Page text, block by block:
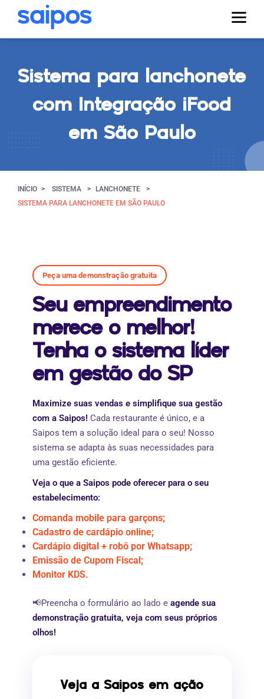
Sistema para lanchonete
com Integração iFood
em São Paulo
INÍCIO SISTEMA
LANCHONETE
SISTEMA PARA LANCHONETE EM SÃO PAULO
Peça uma demonstração gratuita
Seu empreendimento
merece o melhor!
Tenha o sistema líder
em gestão do SP
Maximize suas vendas e simplifique sua gestão
com a Saipos! Cada restaurante é único, e a
Saipos tem a solução ideal para o seu! Nosso
sistema se adapta às suas necessidades para
uma gestão eficiente.
Veja o que a Saipos pode oferecer para o seu
estabelecimento:
Comanda mobile para garçons;
Cadastro de cardápio online;
Cardápio digital + robô por Whatsapp;
Emissão de Cupom Fiscal;
Monitor KDS.
📢Preencha o formulário ao lado e agende sua
demonstração gratuita, veja com seus próprios
olhos!
Veja a Saipos em ação